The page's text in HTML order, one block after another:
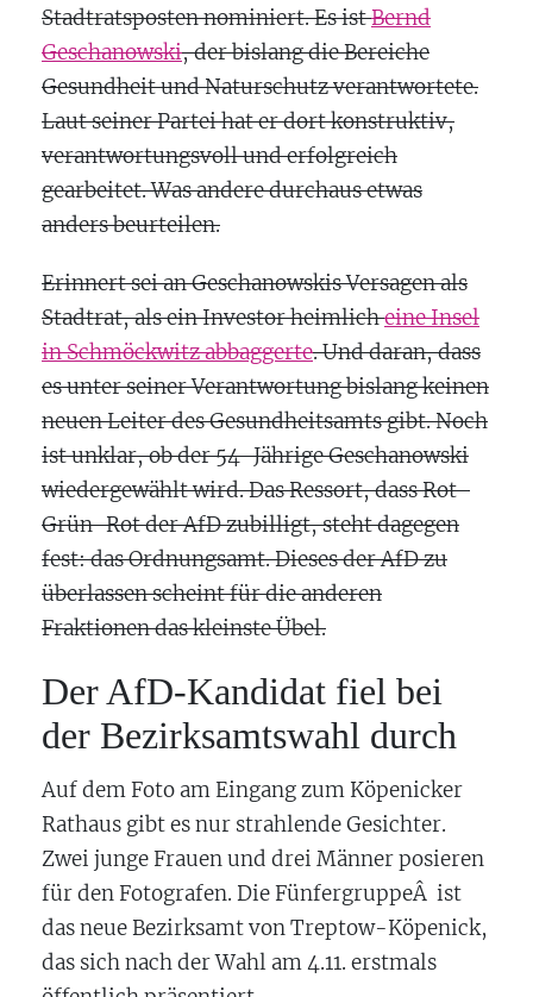
Stadtratsposten nominiert. Es istBernd
Geschanowski, der bislang die Bereiche
Gesundheit und Naturschutz verantwortete.
Laut seiner Partei hat er dort konstruktiv,
verantwortungsvoll und erfolgreich
gearbeitet. Was andere durchaus etwas
anders beurteilen.
Erinnert sei an Geschanowskis Versagen als
Stadtrat, als ein Investor heimlicheine Insel
in Schmöckwitz abbaggerte. Und daran, dass
es unter seiner Verantwortung bislang keinen
neuen Leiter des Gesundheitsamts gibt. Noch
ist unklar, ob der 54-Jährige Geschanowski
wiedergewählt wird. Das Ressort, dass Rot-
Grün-Rot der AfD zubilligt, steht dagegen
fest: das Ordnungsamt. Dieses der AfD zu
überlassen scheint für die anderen
Fraktionen das kleinste Übel.
Der AfD-Kandidat fiel bei
der Bezirksamtswahl durch
Auf dem Foto am Eingang zum Köpenicker
Rathaus gibt es nur strahlende Gesichter.
Zwei junge Frauen und drei Männer posieren
für den Fotografen. Die FünfergruppeÂ ist
das neue Bezirksamt von Treptow-Köpenick,
das sich nach der Wahl am 4.11. erstmals